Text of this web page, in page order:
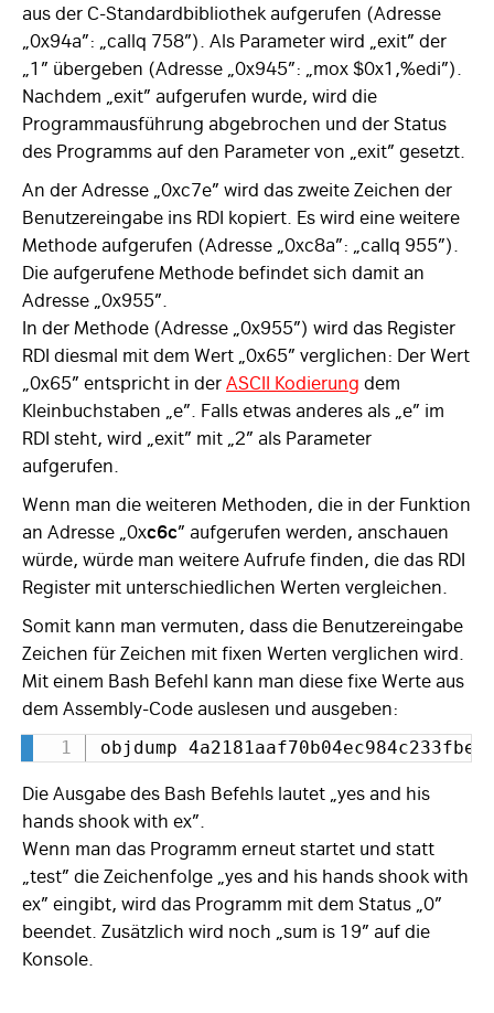
aus der C-Standardbibliothek aufgerufen (Adresse
„0x94a”: „callq 758”). Als Parameter wird „exit” der
„1” übergeben (Adresse „0x945”: „mox $0x1,%edi”).
Nachdem „exit” aufgerufen wurde, wird die
Programmausführung abgebrochen und der Status
des Programms auf den Parameter von „exit” gesetzt.
An der Adresse „0xc7e” wird das zweite Zeichen der
Benutzereingabe ins RDI kopiert. Es wird eine weitere
Methode aufgerufen (Adresse „0xc8a”: „callq 955”).
Die aufgerufene Methode befindet sich damit an
Adresse „0x955”.
In der Methode (Adresse „0x955”) wird das Register
RDI diesmal mit dem Wert „0x65” verglichen: Der Wert
„0x65” entspricht in der ASCII Kodierung dem
Kleinbuchstaben „e”. Falls etwas anderes als „e” im
RDI steht, wird „exit” mit „2” als Parameter
aufgerufen.
Wenn man die weiteren Methoden, die in der Funktion
an Adresse „0xc6c” aufgerufen werden, anschauen
würde, würde man weitere Aufrufe finden, die das RDI
Register mit unterschiedlichen Werten vergleichen.
Somit kann man vermuten, dass die Benutzereingabe
Zeichen für Zeichen mit fixen Werten verglichen wird.
Mit einem Bash Befehl kann man diese fixe Werte aus
dem Assembly-Code auslesen und ausgeben:
objdump Copy
Die Ausgabe des Bash Befehls lautet „yes and his
hands shook with ex”.
Wenn man das Programm erneut startet und statt
„test” die Zeichenfolge „yes and his hands shook with
ex” eingibt, wird das Programm mit dem Status „0”
beendet. Zusätzlich wird noch „sum is 19” auf die
Konsole.